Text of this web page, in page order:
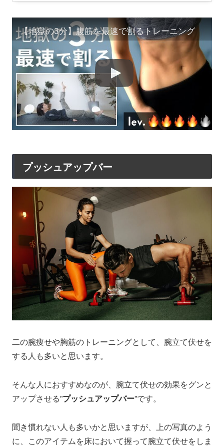
【地獄の3分】腹筋を最速で割るトレーニング
プッシュアップバー
二の腕痩せや胸筋のトレーニングとして、腕立て伏せを
する人も多いと思います。
そんな人におすすめなのが、腕立て伏せの効果をグンと
アップさせる”プッシュアップバー”です。
聞き慣れない人も多いかと思いますが、上の写真のよう
に、このアイテムを床において握って腕立て伏せをしま